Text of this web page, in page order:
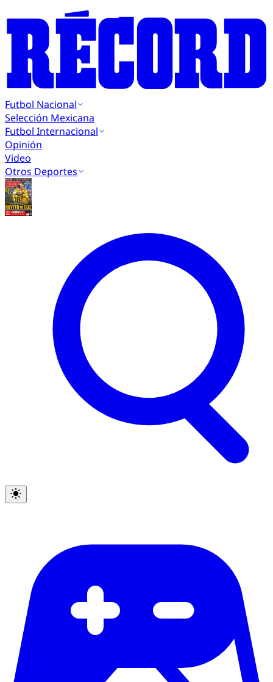
Futbol Nacional
Selección Mexicana
Futbol Internacional
Opinión
Video
Otros Deportes